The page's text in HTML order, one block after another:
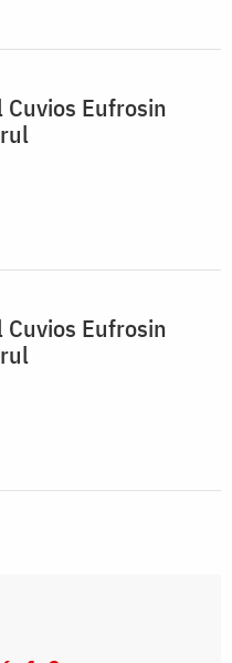
Eufrosin
Eufrosin